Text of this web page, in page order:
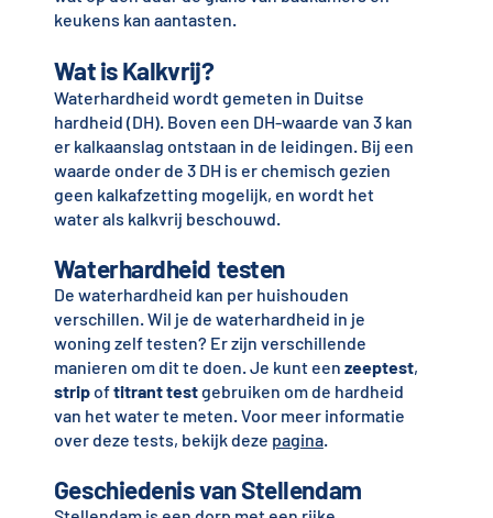
keukens kan aantasten.
Wat is Kalkvrij?
Waterhardheid wordt gemeten in Duitse
hardheid (DH). Boven een DH-waarde van 3 kan
er kalkaanslag ontstaan in de leidingen. Bij een
waarde onder de 3 DH is er chemisch gezien
geen kalkafzetting mogelijk, en wordt het
water als kalkvrij beschouwd.
Waterhardheid testen
De waterhardheid kan per huishouden
verschillen. Wil je de waterhardheid in je
woning zelf testen? Er zijn verschillende
manieren om dit te doen. Je kunt een zeeptest,
stripoftitrant testgebruiken om de hardheid
van het water te meten. Voor meer informatie
over deze tests, bekijk deze pagina.
Geschiedenis van Stellendam